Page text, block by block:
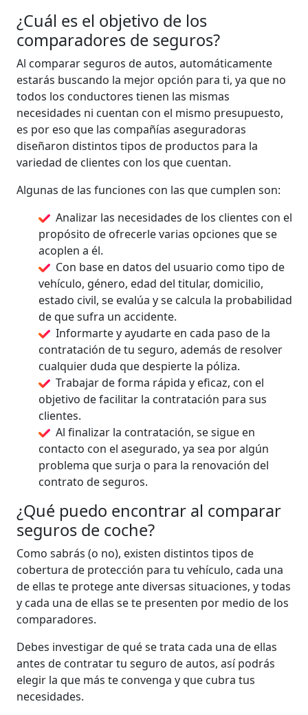
¿Cuál es el objetivo de los
comparadores de seguros?
Al comparar seguros de autos, automáticamente
estarás buscando la mejor opción para ti, ya que no
todos los conductores tienen las mismas
necesidades ni cuentan con el mismo presupuesto,
es por eso que las compañías aseguradoras
diseñaron distintos tipos de productos para la
variedad de clientes con los que cuentan.
Algunas de las funciones con las que cumplen son:
Analizar las necesidades de los clientes con el
propósito de ofrecerle varias opciones que se
acoplen a él.
Con base en datos del usuario como tipo de
vehículo, género, edad del titular, domicilio,
estado civil, se evalúa y se calcula la probabilidad
de que sufra un accidente.
Informarte y ayudarte en cada paso de la
contratación de tu seguro, además de resolver
cualquier duda que despierte la póliza.
Trabajar de forma rápida y eficaz, con el
objetivo de facilitar la contratación para sus
clientes.
Al finalizar la contratación, se sigue en
contacto con el asegurado, ya sea por algún
problema que surja o para la renovación del
contrato de seguros.
¿Qué puedo encontrar al comparar
seguros de coche?
Como sabrás (o no), existen distintos tipos de
cobertura de protección para tu vehículo, cada una
de ellas te protege ante diversas situaciones, y todas
y cada una de ellas se te presenten por medio de los
comparadores.
Debes investigar de qué se trata cada una de ellas
antes de contratar tu seguro de autos, así podrás
elegir la que más te convenga y que cubra tus
necesidades.